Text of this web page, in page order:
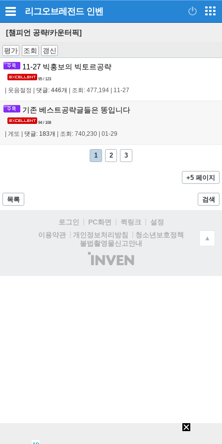
리그오브레전드 인벤
[챔피언 공략/카운터픽]
평가 조회 갱신
11-27 빅홍보의 빅토르공략
95 / 123
웃음절정 댓글: 446개 조회: 477,194 11-27
기존 베스트공략글들은 똥입니다
94 / 108
| 게또 | 댓글: 183개 | 조회: 740,230 | 01-29
1 2 3
+5 페이지
목록 검색
로그인 PC화면 퀵링크
설정
이용약관
개인정보처리방침
청소년보호정책
불법촬영물신고안내
(주)
인
▲